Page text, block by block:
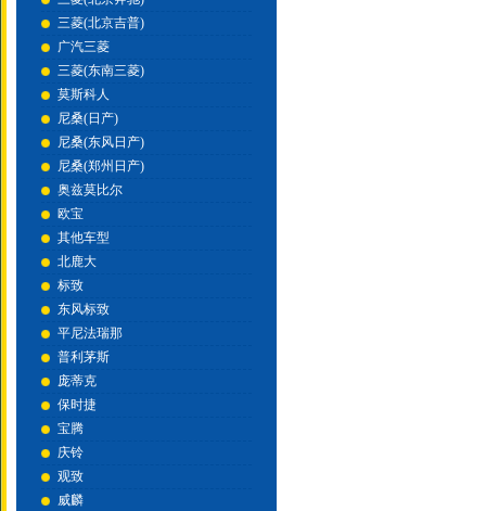
三菱(北京吉普)
广汽三菱
三菱(东南三菱)
莫斯科人
尼桑(日产)
尼桑(东风日产)
尼桑(郑州日产)
奥兹莫比尔
欧宝
其他车型
北鹿大
标致
东风标致
平尼法瑞那
普利茅斯
庞蒂克
保时捷
宝腾
庆铃
观致
威麟